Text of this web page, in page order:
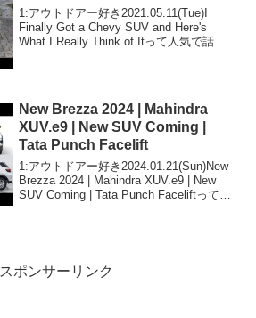
1:アウトドアー好き2021.05.11(Tue)I
Finally Got a Chevy SUV and Here's
What I Really Think of Itって人気で話題
New Brezza 2024 | Mahindra
XUV.e9 | New SUV Coming |
Tata Punch Facelift
1:アウトドアー好き2024.01.21(Sun)New
Brezza 2024 | Mahindra XUV.e9 | New
SUV Coming | Tata Punch Faceliftって人
スポンサーリンク